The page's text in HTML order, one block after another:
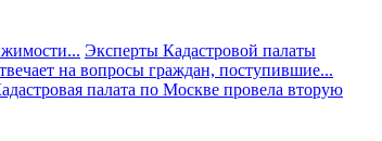
Эксперты Кадастровой палаты
на вопросы граждан, поступившие...
палата по Москве провела вторую